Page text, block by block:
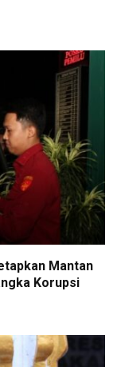
Mantan
Korupsi